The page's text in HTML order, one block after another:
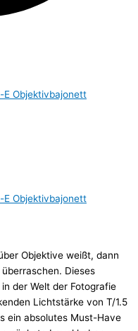
E Objektivbajonett
E Objektivbajonett
Objektive weißt, dann
Dieses
der Welt der Fotografie
Lichtstärke von T/1.5
ein absolutes Must-Have